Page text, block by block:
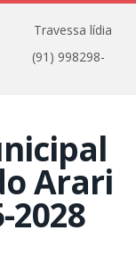
Travessa lídia
(91) 998298-